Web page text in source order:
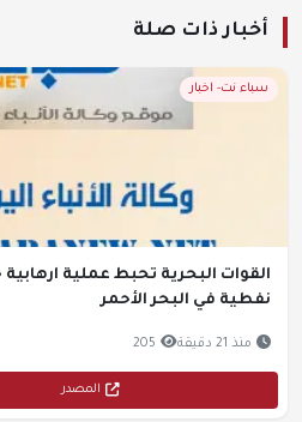
أخبار ذات صلة
سباء نت- اخبار
القوات البحرية تحبط عملية
نفطية في البحر الأحمر
منذ 21 دقيقة 205
المصدر